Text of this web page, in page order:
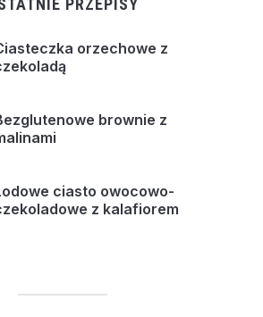
PRZEPISY
orzechowe z
brownie z
ciasto owocowo-
z kalafiorem